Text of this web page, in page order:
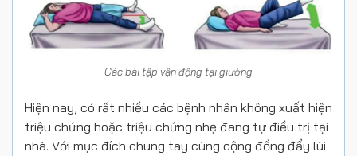
Các bài tập vận động tại giường
Hiện nay, có rất nhiều các bệnh nhân không xuất hiện
triệu chứng hoặc triệu chứng nhẹ đang tự điều trị tại
nhà. Với mục đích chung tay cùng cộng đồng đẩy lùi